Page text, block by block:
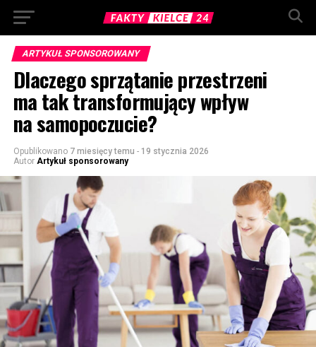
ARTYKUŁ SPONSOROWANY
Dlaczego sprzątanie przestrzeni
ma tak transformujący wpływ
na samopoczucie?
Opublikowano 7 miesięcy temu - 19 stycznia 2026
Autor Artykuł sponsorowany